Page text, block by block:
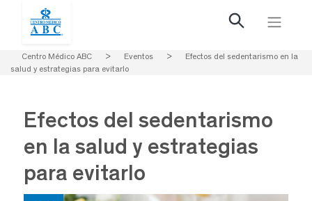
Centro Médico ABC > Eventos >
Efectos del sedentarismo en la
salud y estrategias para evitarlo
Efectos del sedentarismo
en la salud y estrategias
para evitarlo